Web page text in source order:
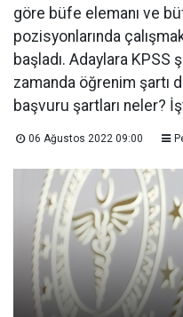
göre büfe elemanı ve
pozisyonlarında
başladı. Adaylara KPSS
zamanda öğrenim şartı
başvuru şartları neler?
06 Ağustos 2022 09:00